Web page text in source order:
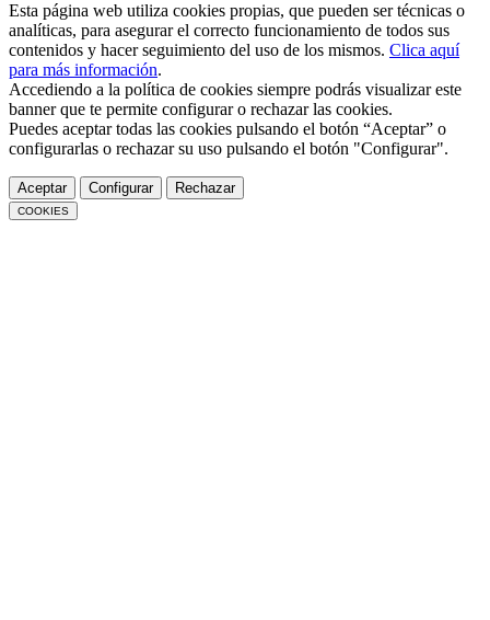
Esta página web utiliza cookies propias, que pueden ser técnicas o
analíticas, para asegurar el correcto funcionamiento de todos sus
contenidos y hacer seguimiento del uso de los mismos. Clica aquí
para más información.
Accediendo a la política de cookies siempre podrás visualizar este
banner que te permite configurar o rechazar las cookies.
Puedes aceptar todas las cookies pulsando el botón “Aceptar” o
configurarlas o rechazar su uso pulsando el botón "Configurar".
Aceptar Configurar Rechazar
COOKIES